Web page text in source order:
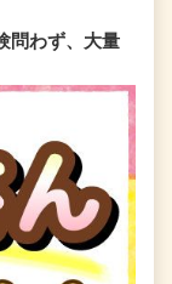
問わず、大量